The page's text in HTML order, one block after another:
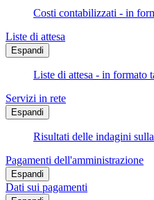
Costi contabilizzati - in
Liste di attesa
Espandi
Liste di attesa - in formato
Servizi in rete
Espandi
Risultati delle indagini
Pagamenti dell'amministrazione
Espandi
Dati sui pagamenti